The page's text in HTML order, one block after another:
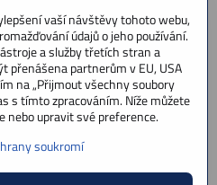
vaší návštěvy tohoto webu,
údajů o jeho používání.
a služby třetích stran a
přenášena partnerům v EU, USA
na „Přijmout všechny soubory
s tímto zpracováním. Níže můžete
nebo upravit své preference.
soukromí